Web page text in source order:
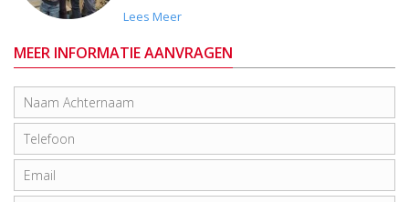
Lees Meer
MEER INFORMATIE AANVRAGEN